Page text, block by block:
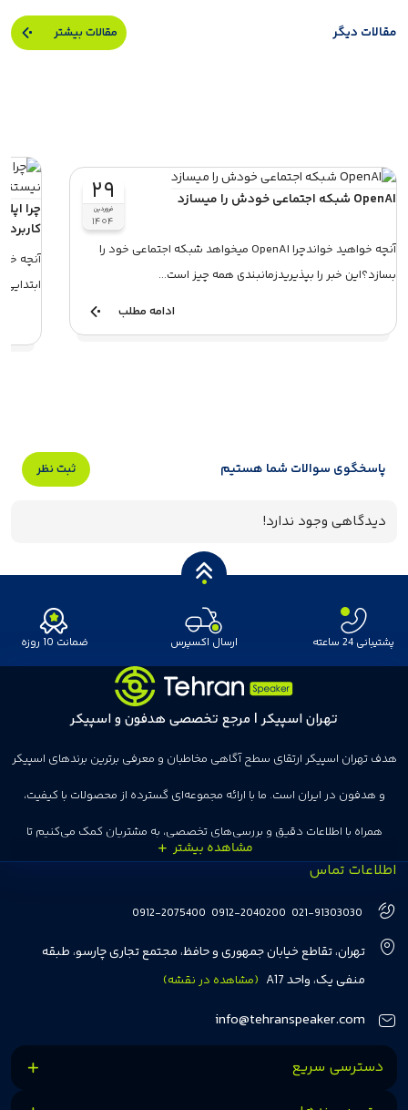
مقالات دیگر مقالات بیشتر
۲۹
فروردین
۱۴۰۴
OpenAI شبکه اجتماعی خودش را میسازد
آنچه خواهید خواندچرا OpenAI میخواهد شبکه اجتماعی خود را
بسازد؟این خبر را بپذیریدزمانبندی همه چیز است...
ادامه مطلب
چرا
آنچه
پاسخگوی سوالات شما هستیم ثبت نظر
دیدگاهی وجود ندارد!
پشتیبانی 24 ساعته ارسال اکسپرس ضمانت 10 روزه
تهران اسپیکر | مرجع تخصصی هدفون و اسپیکر
هدف تهران اسپیکر ارتقای سطح آگاهی مخاطبان و معرفی برترین برندهای اسپیکر
و هدفون در ایران است. ما با ارائه مجموعه‌ای گسترده از محصولات با کیفیت،
همراه با اطلاعات دقیق و بررسی‌های تخصصی، به مشتریان کمک می‌کنیم تا
انتخاب‌های درست و هوشمندانه‌ای داشته باشند. تهران اسپیکر با تجربه‌ای بیش از
هفت سال در این زمینه، بر ایجاد تجربه خریدی آسان، سریع و مطمئن تمرکز دارد تا
مشتریان بتوانند با خیالی آسوده از انتخاب خود لذت ببرند. ما به رضایت و اعتماد
مشتریان اهمیت می‌دهیم و همواره در تلاشیم تا بهترین‌ها را برای آن‌ها فراهم
کنیم.
اطلاعات تماس
021-91303030
0912-2040200
0912-2075400
تهران، تقاطع خیابان جمهوری و حافظ، مجتمع تجاری چارسو، طبقه
منفی یک، واحد A17
(مشاهده در نقشه)
info@tehranspeaker.com
دسترسی سریع